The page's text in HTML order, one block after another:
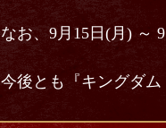
なお、9月15日(月) ～
今後とも『キングダム